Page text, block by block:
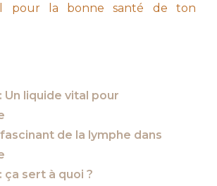
pour la bonne santé de ton
Un liquide vital pour
de la lymphe dans
ça sert à quoi ?